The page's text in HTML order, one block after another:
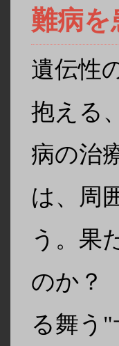
難病
遺伝性
抱える
病の治
は、周
う。果
のか？
る舞う